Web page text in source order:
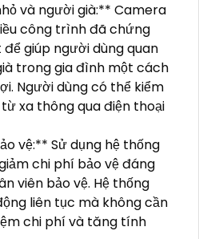
và người già:** Camera
công trình đã chứng
giúp người dùng quan
trong gia đình một cách
Người dùng có thể kiểm
xa thông qua điện thoại
vệ:** Sử dụng hệ thống
chi phí bảo vệ đáng
viên bảo vệ. Hệ thống
liên tục mà không cần
chi phí và tăng tính